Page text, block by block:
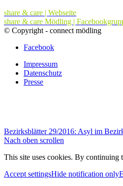
share & care | Webseite
share & care Mödling |
© Copyright - connect mödling
Facebook
Impressum
Datenschutz
Presse
Bezirksblätter 29/2016: Asyl im
Nach oben scrollen
This site uses cookies. By continuing
Accept settingsHide notification only